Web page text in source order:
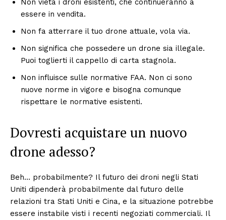
Non vieta i droni esistenti, che continueranno a
essere in vendita.
Non fa atterrare il tuo drone attuale, vola via.
Non significa che possedere un drone sia illegale.
Puoi toglierti il ​​cappello di carta stagnola.
Non influisce sulle normative FAA. Non ci sono
nuove norme in vigore e bisogna comunque
rispettare le normative esistenti.
Dovresti acquistare un nuovo
drone adesso?
Beh… probabilmente? Il futuro dei droni negli Stati
Uniti dipenderà probabilmente dal futuro delle
relazioni tra Stati Uniti e Cina, e la situazione potrebbe
essere instabile visti i recenti negoziati commerciali. Il